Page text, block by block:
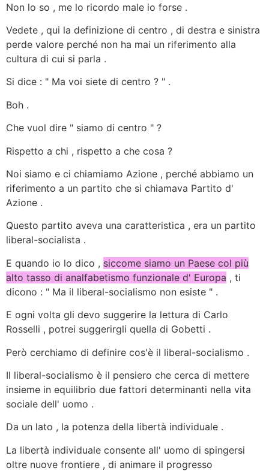
Non lo so , me lo ricordo male io forse .
Vedete , qui la definizione di centro , di destra e sinistra
perde valore perché non ha mai un riferimento alla
cultura di cui si parla .
Si dice : " Ma voi siete di centro ? " .
Boh .
Che vuol dire " siamo di centro " ?
Rispetto a chi , rispetto a che cosa ?
Noi siamo e ci chiamiamo Azione , perché abbiamo un
riferimento a un partito che si chiamava Partito d'
Azione .
Questo partito aveva una caratteristica , era un partito
liberal-socialista .
E quando io lo dico , siccome siamo un Paese col più
alto tasso di analfabetismo funzionale d' Europa , ti
dicono : " Ma il liberal-socialismo non esiste " .
E ogni volta gli devo suggerire la lettura di Carlo
Rosselli , potrei suggerirgli quella di Gobetti .
Però cerchiamo di definire cos'è il liberal-socialismo .
Il liberal-socialismo è il pensiero che cerca di mettere
insieme in equilibrio due fattori determinanti nella vita
sociale dell' uomo .
Da un lato , la potenza della libertà individuale .
La libertà individuale consente all' uomo di spingersi
oltre nuove frontiere , di animare il progresso